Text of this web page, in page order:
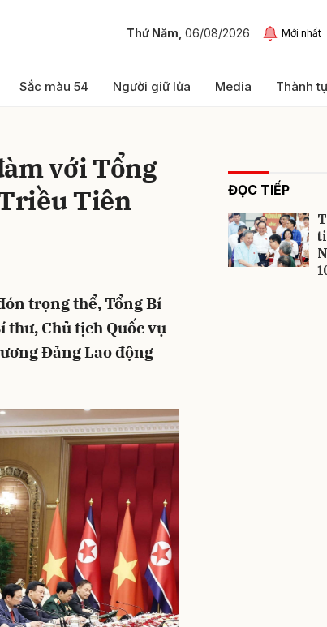
Thứ Năm, 06/08/2026 Mới nhất
Sắc màu 54 Người giữ lửa Media Thành
với Tổng
Tiên
trọng thể, Tổng Bí
thư, Chủ tịch Quốc vụ
Đảng Lao động
ĐỌC TIẾP
Gửi